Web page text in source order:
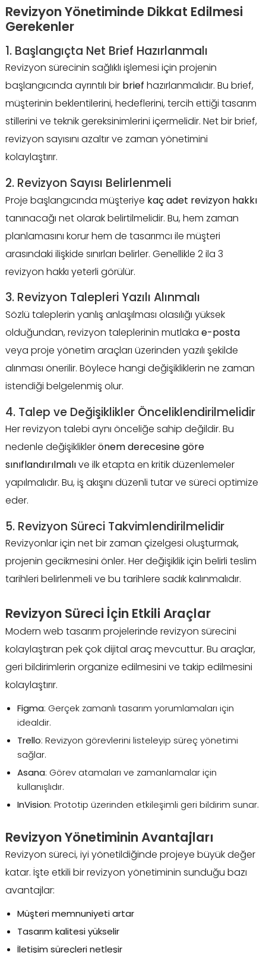
Revizyon Yönetiminde Dikkat Edilmesi
Gerekenler
1. Başlangıçta Net Brief Hazırlanmalı
Revizyon sürecinin sağlıklı işlemesi için projenin
başlangıcında ayrıntılı bir brief hazırlanmalıdır. Bu brief,
müşterinin beklentilerini, hedeflerini, tercih ettiği tasarım
stillerini ve teknik gereksinimlerini içermelidir. Net bir brief,
revizyon sayısını azaltır ve zaman yönetimini
kolaylaştırır.
2. Revizyon Sayısı Belirlenmeli
Proje başlangıcında müşteriye kaç adet revizyon hakkı
tanınacağı net olarak belirtilmelidir. Bu, hem zaman
planlamasını korur hem de tasarımcı ile müşteri
arasındaki ilişkide sınırları belirler. Genellikle 2 ila 3
revizyon hakkı yeterli görülür.
3. Revizyon Talepleri Yazılı Alınmalı
Sözlü taleplerin yanlış anlaşılması olasılığı yüksek
olduğundan, revizyon taleplerinin mutlaka e-posta
veya proje yönetim araçları üzerinden yazılı şekilde
alınması önerilir. Böylece hangi değişikliklerin ne zaman
istendiği belgelenmiş olur.
4. Talep ve Değişiklikler Önceliklendirilmelidir
Her revizyon talebi aynı önceliğe sahip değildir. Bu
nedenle değişikliklerönem derecesine göre
sınıflandırılmalıve ilk etapta en kritik düzenlemeler
yapılmalıdır. Bu, iş akışını düzenli tutar ve süreci optimize
eder.
5. Revizyon Süreci Takvimlendirilmelidir
Revizyonlar için net bir zaman çizelgesi oluşturmak,
projenin gecikmesini önler. Her değişiklik için belirli teslim
tarihleri belirlenmeli ve bu tarihlere sadık kalınmalıdır.
Revizyon Süreci İçin Etkili Araçlar
Modern web tasarım projelerinde revizyon sürecini
kolaylaştıran pek çok dijital araç mevcuttur. Bu araçlar,
geri bildirimlerin organize edilmesini ve takip edilmesini
kolaylaştırır.
Figma: Gerçek zamanlı tasarım yorumlamaları için
idealdir.
Trello: Revizyon görevlerini listeleyip süreç yönetimi
sağlar.
Asana: Görev atamaları ve zamanlamalar için
kullanışlıdır.
InVision: Prototip üzerinden etkileşimli geri bildirim sunar.
Revizyon Yönetiminin Avantajları
Revizyon süreci, iyi yönetildiğinde projeye büyük değer
katar. İşte etkili bir revizyon yönetiminin sunduğu bazı
avantajlar:
Müşteri memnuniyeti artar
Tasarım kalitesi yükselir
İletişim süreçleri netleşir